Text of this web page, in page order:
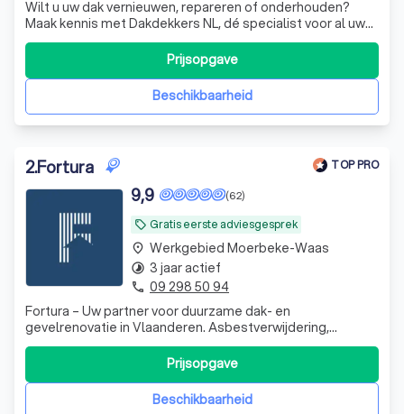
Wilt u uw dak vernieuwen, repareren of onderhouden?
Maak kennis met Dakdekkers NL, dé specialist voor al uw
dakwerken! Met ervaring en vakmanschap zorgen wij
ervoor dat uw dak weer jarenlang meegaat. en ook
duurzaam zijn waar mogelijk. 🏠🔨 Grote of kleine klussen?
Wij staan voor u klaar! Van brandw
Beschikbaarheid
Prijsopgave
2.Fortura TOP PRO
local_offer Gratis eerste adviesgesprek
(62)
9,9
Fortura – Uw partner voor duurzame dak- en
gevelrenovatie in Vlaanderen. Asbestverwijdering,
isolatie, crepi en totaalrenovaties met oog voor kwaliteit
en vakmanschap. Duurzaam wonen begint hier!
Beschikbaarheid
Prijsopgave
place Werkgebied Moerbeke-Waas
timelapse 3 jaar actief
phone 09 298 50 94